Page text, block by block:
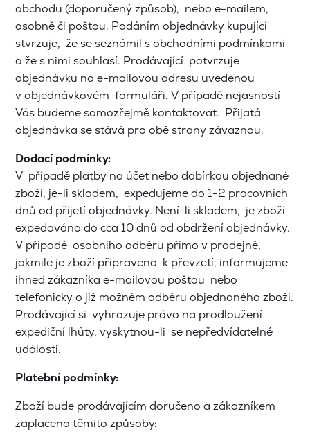
obchodu (doporučený způsob), nebo e-mailem,
osobně či poštou. Podáním objednávky kupující
stvrzuje, že se seznámil s obchodními podmínkami
a že s nimi souhlasí. Prodávající potvrzuje
objednávku na e-mailovou adresu uvedenou
v objednávkovém formuláři. V případě nejasností
Vás budeme samozřejmě kontaktovat. Přijatá
objednávka se stává pro obě strany závaznou.
Dodací podmínky:
V případě platby na účet nebo dobírkou objednané
zboží, je-li skladem, expedujeme do 1-2 pracovních
dnů od přijetí objednávky. Není-li skladem, je zboží
expedováno do cca 10 dnů od obdržení objednávky.
V případě osobního odběru přímo v prodejně,
jakmile je zboží připraveno k převzetí, informujeme
ihned zákazníka e-mailovou poštou nebo
telefonicky o již možném odběru objednaného zboží.
Prodávající si vyhrazuje právo na prodloužení
expediční lhůty, vyskytnou-li se nepředvídatelné
události.
Platební podmínky:
Zboží bude prodávajícím doručeno a zákazníkem
zaplaceno těmito způsoby: